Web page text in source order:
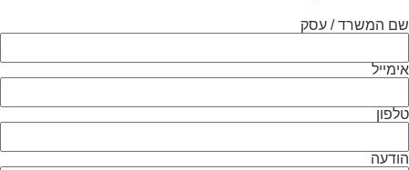
שם המשרד / עסק
אימייל
טלפון
הודעה